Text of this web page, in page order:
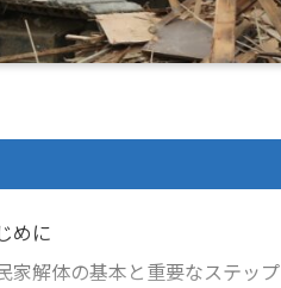
めに
家解体の基本と重要なステップ